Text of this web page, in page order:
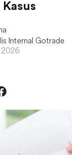
Internal Gotrade
2026